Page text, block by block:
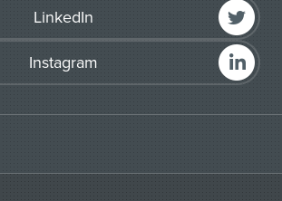
LinkedIn
Instagram